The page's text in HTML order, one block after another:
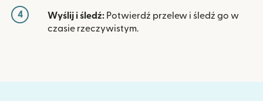
4 Wyślij i śledź: Potwierdź przelew i śledź go w
czasie rzeczywistym.